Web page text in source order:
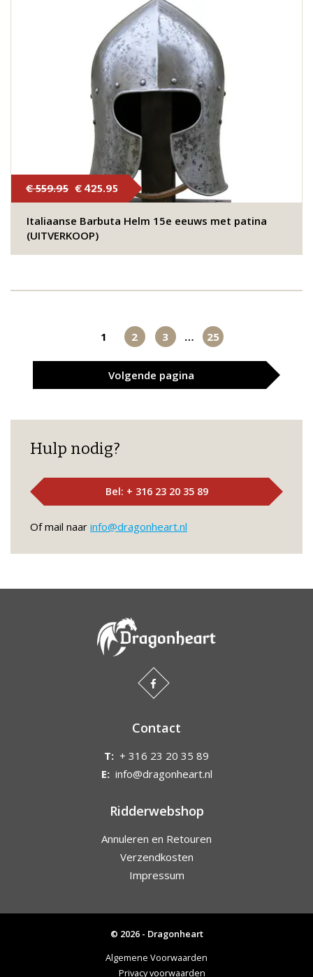
€ 559.95 € 425.95
Italiaanse Barbuta Helm 15e eeuws met patina
(UITVERKOOP)
1 2 3 … 25
Volgende pagina
Hulp nodig?
Bel: + 316 23 20 35 89
Of mail naar info@dragonheart.nl
Contact
T: + 316 23 20 35 89
E: info@dragonheart.nl
Ridderwebshop
Annuleren en Retouren
Verzendkosten
Impressum
© 2026 - Dragonheart
Algemene Voorwaarden
Privacy voorwaarden